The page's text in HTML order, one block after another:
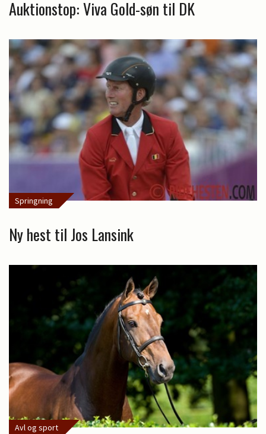
Auktionstop: Viva Gold-søn til DK
Springning
Ny hest til Jos Lansink
Avl og sport